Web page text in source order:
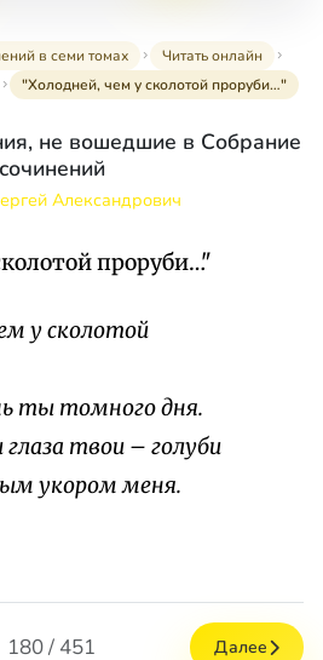
в семи томах
Читать онлайн
"Холодней, чем у сколотой проруби…"
не вошедшие в Собрание
сочинений
Александрович
проруби…"
у сколотой
ты томного дня.
твои – голуби
укором меня.
180 / 451 Далее